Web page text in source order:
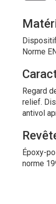
Norme
Regard
relief.
antivol
Époxy-
norme